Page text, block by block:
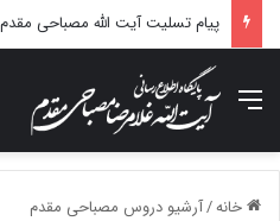
منو
خانه/آرشیو دروس مصباحی مقدم